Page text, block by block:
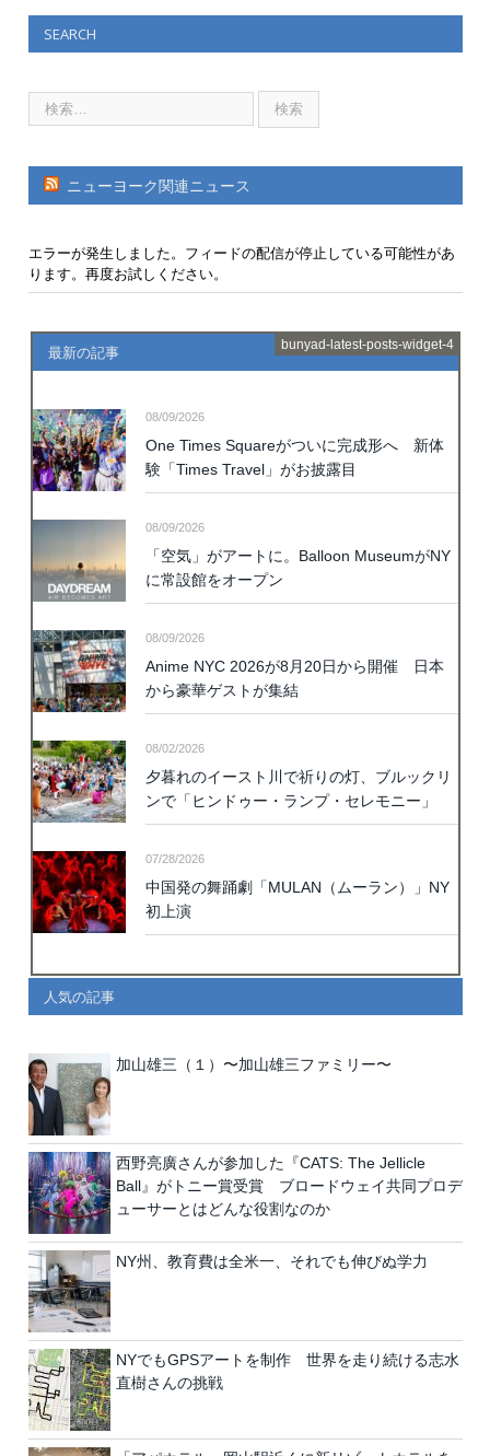
SEARCH
ニューヨーク関連ニュース
エラーが発生しました。フィードの配信が停止している可能性があ
ります。再度お試しください。
bunyad-latest-posts-widget-4
最新の記事
08/09/2026
One Times Squareがついに完成形へ 新体
験「Times Travel」がお披露目
08/09/2026
「空気」がアートに。Balloon MuseumがNY
に常設館をオープン
08/09/2026
Anime NYC 2026が8月20日から開催 日本
から豪華ゲストが集結
08/02/2026
夕暮れのイースト川で祈りの灯、ブルックリ
ンで「ヒンドゥー・ランプ・セレモニー」
07/28/2026
中国発の舞踊劇「MULAN（ムーラン）」NY
初上演
人気の記事
加山雄三（１）〜加山雄三ファミリー〜
西野亮廣さんが参加した『CATS: The Jellicle
Ball』がトニー賞受賞 ブロードウェイ共同プロデ
ューサーとはどんな役割なのか
NY州、教育費は全米一、それでも伸びぬ学力
NYでもGPSアートを制作 世界を走り続ける志水
直樹さんの挑戦